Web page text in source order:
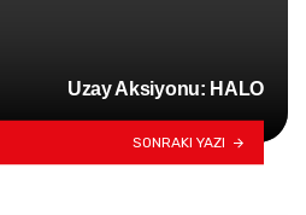
Uzay Aksiyonu: HALO
SONRAKI YAZI